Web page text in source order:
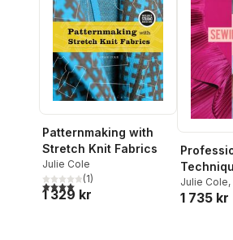
Patternmaking with
Stretch Knit Fabrics
Julie Cole
4,0utav 5 stjärnor. Totalt antal röster:
(1)
1 329 kr
Julie Cole,
1 735 kr